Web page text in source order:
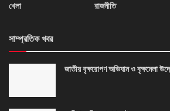
খেলা
রাজনীতি
সাম্প্রতিক খবর
জাতীয় বৃক্ষরোপণ অভিযান ও বৃক্ষমেলা